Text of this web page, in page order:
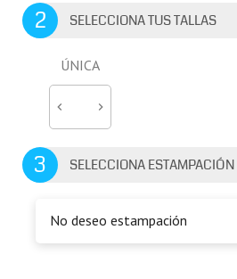
2 SELECCIONA TUS TALLAS
ÚNICA
3 SELECCIONA ESTAMPACIÓN
No deseo estampación